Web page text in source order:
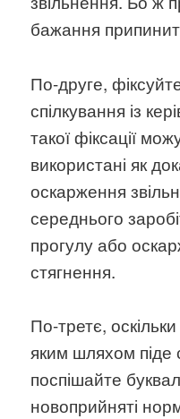
бажання
По-друге,
спілкування із
такої фіксації
використані як
оскарження
середнього
прогулу або
стягнення.
По-третє,
яким шляхом піде
поспішайте
новоприйняті